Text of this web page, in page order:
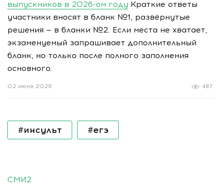
выпускников в 2026-ом году Краткие ответы
участники вносят в бланк №1, развёрнутые
решения — в бланки №2. Если места не хватает,
экзаменуемый запрашивает дополнительный
бланк, но только после полного заполнения
основного.
487
02 июня 2026
#инсульт #егэ
СМИ2